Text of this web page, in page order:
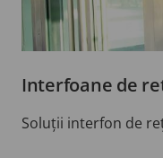
Interfoane de
Soluții interfon de